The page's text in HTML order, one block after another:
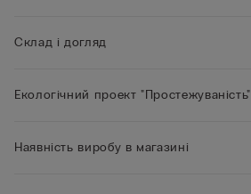
Склад і догляд
Екологічний проект "Простежуваність"
Наявність виробу в магазині